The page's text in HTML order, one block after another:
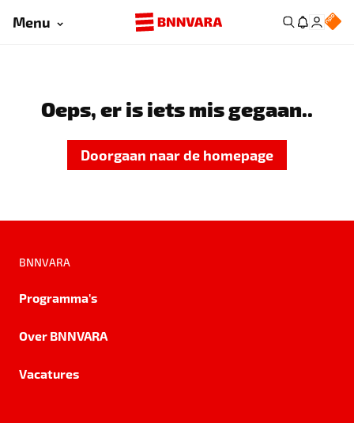
Menu
Oeps, er is iets mis gegaan..
Doorgaan naar de homepage
BNNVARA
Programma's
Over BNNVARA
Vacatures